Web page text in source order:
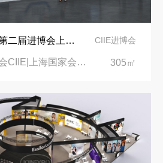
依维柯展位设计在第二届进博会上吸引万千瞩目 CIIE进博会
中国国际进口博览会CIIE|上海国家会展中心 305㎡